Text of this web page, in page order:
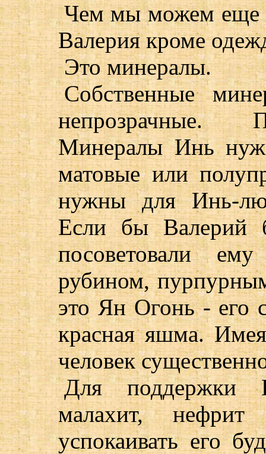
Чем мы можем еще
Валерия кроме
Это минералы.
Собственные
непрозрачные.
Минералы Инь
матовые или
нужны для Инь-
Если бы
посоветовали
рубином,
это Ян Огонь - его
красная яшма.
человек
Для поддержки
малахит,
успокаивать его